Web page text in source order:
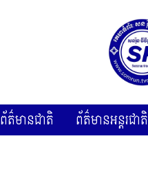
ព័ត៌មានជាតិ ព័ត៌មានអន្តរជាតិ